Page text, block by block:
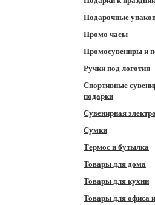
Подарочные
Промо часы
Промосувениры и
Ручки под логотип
Спортивные
подарки
Сувенирная
Сумки
Термос и бутылка
Товары для дома
Товары для кухни
Товары для офиса